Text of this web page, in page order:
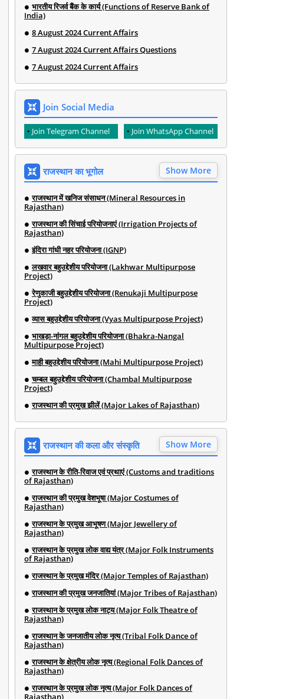
भारतीय रिजर्व बैंक के कार्य (Functions of Reserve Bank of
India)
8 August 2024 Current Affairs
7 August 2024 Current Affairs Questions
7 August 2024 Current Affairs
Join Social Media
Join Telegram Channel Join WhatsApp Channel
राजस्थान का भूगोल Show More
राजस्थान में खनिज संसाधन (Mineral Resources in
Rajasthan)
राजस्थान की सिंचाई परियोजनाएं (Irrigation Projects of
Rajasthan)
इंदिरा गांधी नहर परियोजना (IGNP)
लखवार बहुउद्देशीय परियोजना (Lakhwar Multipurpose
Project)
रेणुकाजी बहुउद्देशीय परियोजना (Renukaji Multipurpose
Project)
व्यास बहुउद्देशीय परियोजना (Vyas Multipurpose Project)
भाखड़ा-नांगल बहुउद्देशीय परियोजना (Bhakra-Nangal
Multipurpose Project)
माही बहुउद्देशीय परियोजना (Mahi Multipurpose Project)
चम्बल बहुउद्देशीय परियोजना (Chambal Multipurpose
Project)
राजस्थान की प्रमुख झीलें (Major Lakes of Rajasthan)
राजस्थान की कला और संस्कृति Show More
राजस्थान के रीति-रिवाज एवं प्रथाएं (Customs and traditions
of Rajasthan)
राजस्थान की प्रमुख वेशभूषा (Major Costumes of
Rajasthan)
राजस्थान के प्रमुख आभूषण (Major Jewellery of
Rajasthan)
राजस्थान के प्रमुख लोक वाद्य यंत्र (Major Folk Instruments
of Rajasthan)
राजस्थान के प्रमुख मंदिर (Major Temples of Rajasthan)
राजस्थान की प्रमुख जनजातियां (Major Tribes of Rajasthan)
राजस्थान के प्रमुख लोक नाट्य (Major Folk Theatre of
Rajasthan)
राजस्थान के जनजातीय लोक नृत्य (Tribal Folk Dance of
Rajasthan)
राजस्थान के क्षेत्रीय लोक नृत्य (Regional Folk Dances of
Rajasthan)
राजस्थान के प्रमुख लोक नृत्य (Major Folk Dances of
Rajasthan)